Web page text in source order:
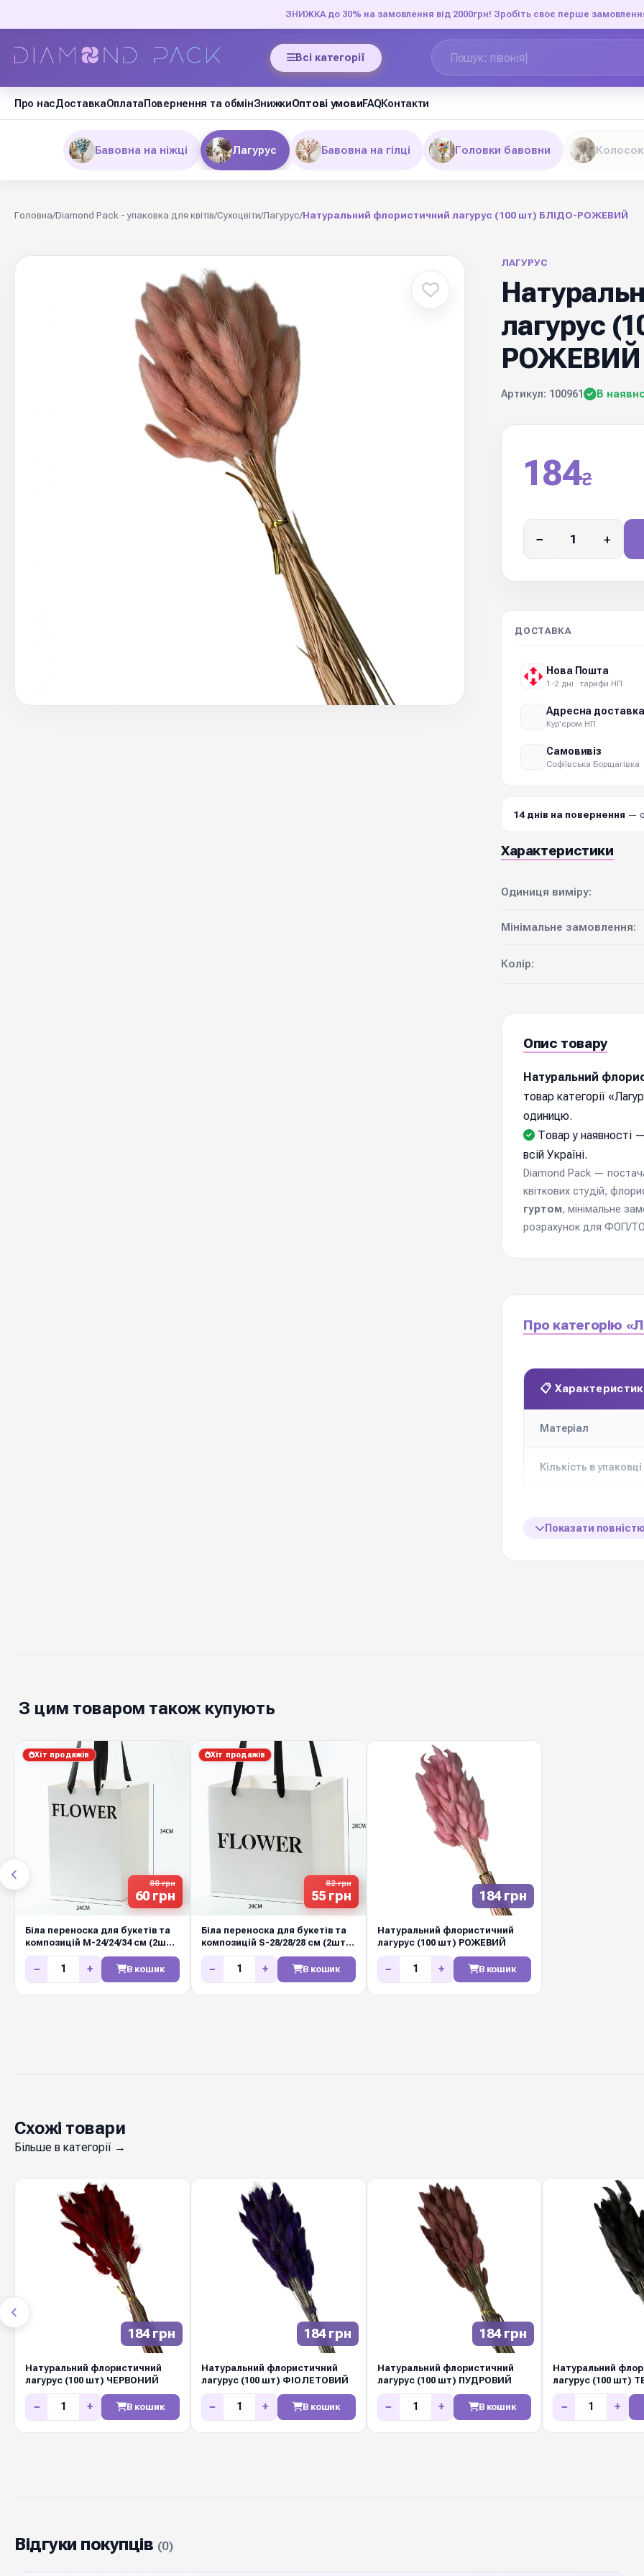
ЗНИЖКА до 30% на замовлення від 2000грн! Зробіть своє перше
Всі категорії
Про насДоставкаОплатаПовернення та обмінЗнижкиОптові умовиFAQКонтакти
Бавовна на ніжці Лагурус Бавовна на гілці Головки бавовни
Головна/Diamond Pack - упаковка для квітів/Сухоцвіти/Лагурус/Натуральний флористичний лагурус (100 шт) БЛІДО-РОЖЕВИЙ
ЛАГУРУС
лагурус
РОЖЕВИЙ
Артикул: 100961 В
184₴
− +
ДОСТАВКА
Нова Пошта
1-2 дні · тарифи НП
Адресна доставка
Кур'єром НП
Самовивіз
Софіївська Борщагівка
14 днів на повернення —
Характеристики
Одиниця виміру:
Мінімальне замовлення:
Колір:
Опис товару
Натуральний
товар категорії
одиницю.
Товар у наявності
всій Україні.
Diamond Pack —
квіткових студій,
гуртом, мінімальне
розрахунок для ФОП/
Про категорію
📋
Матеріал
Кількість в упаковці
Показати повністю
З цим товаром також купують
88 грн
60 грн
Хіт продажів
Біла переноска для букетів та
композицій М-24/24/34 см (2шт/
упак)
− + В кошик
82 грн
55 грн
Хіт продажів
Біла переноска для букетів та
композицій S-28/28/28 см (2шт/
упак)
− + В кошик
184 грн
Натуральний флористичний
лагурус (100 шт) РОЖЕВИЙ
− + В кошик
Схожі товари
Більше в категорії →
184 грн
Натуральний флористичний
лагурус (100 шт) ЧЕРВОНИЙ
− + В кошик
184 грн
Натуральний флористичний
лагурус (100 шт) ФІОЛЕТОВИЙ
− + В кошик
184 грн
Натуральний флористичний
лагурус (100 шт) ПУДРОВИЙ
− + В кошик
Натуральний
лагурус (100 шт)
− +
Відгуки покупців (0)